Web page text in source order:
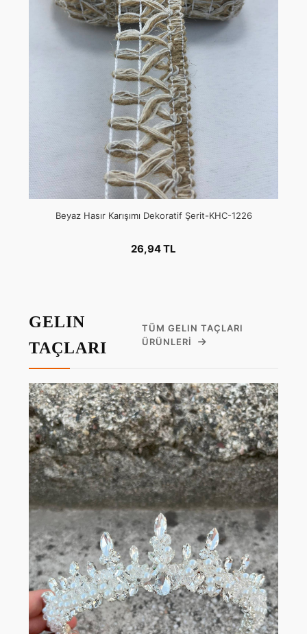
Beyaz Hasır Karışımı Dekoratif Şerit-KHC-1226
26,94 TL
GELIN
TAÇLARI
TÜM GELIN TAÇLARI
ÜRÜNLERI